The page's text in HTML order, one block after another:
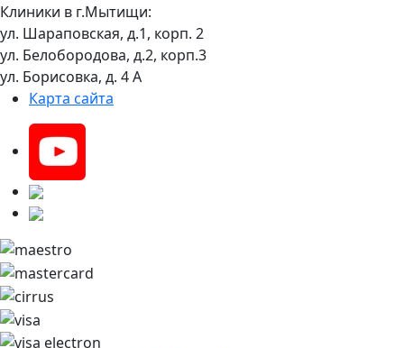
Клиники в г.Мытищи:
ул. Шараповская, д.1, корп. 2
ул. Белобородова, д.2, корп.3
ул. Борисовка, д. 4 А
Карта сайта